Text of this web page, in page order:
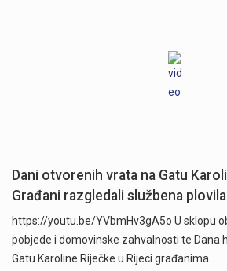
Dani otvorenih vrata na Gatu
Građani razgledali službena plovila
https://youtu.be/YVbmHv3gA5o U sklopu
pobjede i domovinske zahvalnosti te Dana
Gatu Karoline Riječke u Rijeci građanima…